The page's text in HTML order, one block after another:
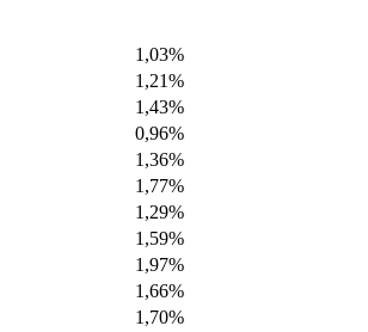
1,03%
1,21%
1,43%
0,96%
1,36%
1,77%
1,29%
1,59%
1,97%
1,66%
1,70%